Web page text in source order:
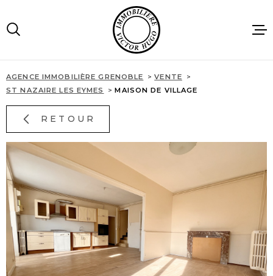
menu
contenu
IMMOBILIER
AGENCE
AGENCE IMMOBILIÈRE GRENOBLE
VENTE
ST NAZAIRE LES EYMES
MAISON DE VILLAGE
RETOUR